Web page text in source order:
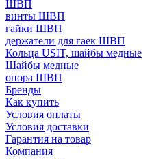
ШВП
винты ШВП
гайки ШВП
держатели для гаек ШВП
Кольца USIT, шайбы медные
Шайбы медные
опора ШВП
Бренды
Как купить
Условия оплаты
Условия доставки
Гарантия на товар
Компания